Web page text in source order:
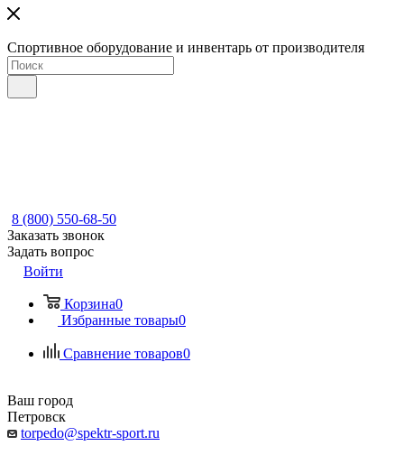
Спортивное оборудование и инвентарь от производителя
8 (800) 550-68-50
Заказать звонок
Задать вопрос
Войти
Корзина0
Избранные товары0
Сравнение товаров0
Ваш город
Петровск
torpedo@spektr-sport.ru